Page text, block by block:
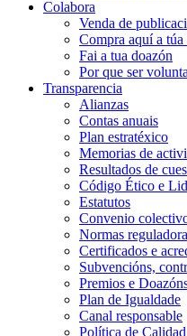
Colabora
Venda de
Compra aquí a
Fai a tua doazón
Por que ser
Transparencia
Alianzas
Contas anuais
Plan estratéxico
Memorias de
Resultados de
Código Ético e
Estatutos
Convenio
Normas
Certificados e
Subvencións,
Premios e
Plan de Igualdade
Canal responsable
Política de Calidad